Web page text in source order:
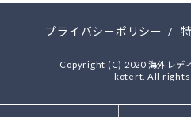
プライバシーポリシー /
Copyright (C) 2020 海外レデ
kotert. All